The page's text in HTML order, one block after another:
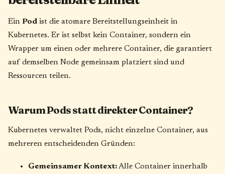
Ein Pod ist die atomare Bereitstellungseinheit in
Kubernetes. Er ist selbst kein Container, sondern ein
Wrapper um einen oder mehrere Container, die garantiert
auf demselben Node gemeinsam platziert sind und
Ressourcen teilen.
Warum Pods statt direkter Container?
Kubernetes verwaltet Pods, nicht einzelne Container, aus
mehreren entscheidenden Gründen:
Gemeinsamer Kontext:Alle Container innerhalb